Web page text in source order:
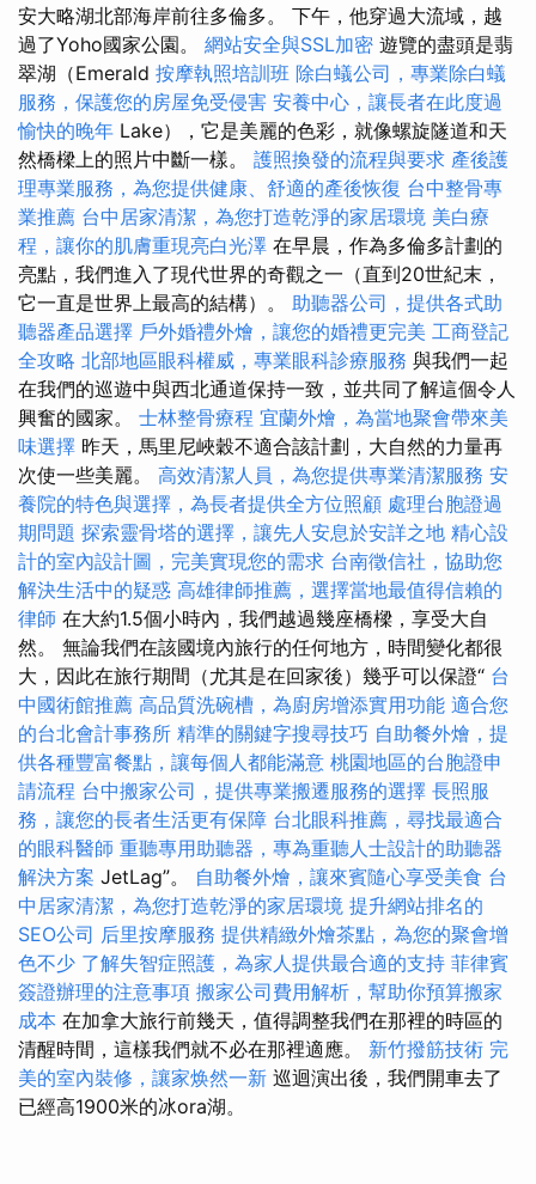
安大略湖北部海岸前往多倫多。 下午，他穿過大流域，越
過了Yoho國家公園。 網站安全與SSL加密 遊覽的盡頭是翡
翠湖（Emerald 按摩執照培訓班 除白蟻公司，專業除白蟻
服務，保護您的房屋免受侵害 安養中心，讓長者在此度過
愉快的晚年 Lake），它是美麗的色彩，就像螺旋隧道和天
然橋樑上的照片中斷一樣。 護照換發的流程與要求 產後護
理專業服務，為您提供健康、舒適的產後恢復 台中整骨專
業推薦 台中居家清潔，為您打造乾淨的家居環境 美白療
程，讓你的肌膚重現亮白光澤 在早晨，作為多倫多計劃的
亮點，我們進入了現代世界的奇觀之一（直到20世紀末，
它一直是世界上最高的結構）。 助聽器公司，提供各式助
聽器產品選擇 戶外婚禮外燴，讓您的婚禮更完美 工商登記
全攻略 北部地區眼科權威，專業眼科診療服務 與我們一起
在我們的巡遊中與西北通道保持一致，並共同了解這個令人
興奮的國家。 士林整骨療程 宜蘭外燴，為當地聚會帶來美
味選擇 昨天，馬里尼峽穀不適合該計劃，大自然的力量再
次使一些美麗。 高效清潔人員，為您提供專業清潔服務 安
養院的特色與選擇，為長者提供全方位照顧 處理台胞證過
期問題 探索靈骨塔的選擇，讓先人安息於安詳之地 精心設
計的室內設計圖，完美實現您的需求 台南徵信社，協助您
解決生活中的疑惑 高雄律師推薦，選擇當地最值得信賴的
律師 在大約1.5個小時內，我們越過幾座橋樑，享受大自
然。 無論我們在該國境內旅行的任何地方，時間變化都很
大，因此在旅行期間（尤其是在回家後）幾乎可以保證“ 台
中國術館推薦 高品質洗碗槽，為廚房增添實用功能 適合您
的台北會計事務所 精準的關鍵字搜尋技巧 自助餐外燴，提
供各種豐富餐點，讓每個人都能滿意 桃園地區的台胞證申
請流程 台中搬家公司，提供專業搬遷服務的選擇 長照服
務，讓您的長者生活更有保障 台北眼科推薦，尋找最適合
的眼科醫師 重聽專用助聽器，專為重聽人士設計的助聽器
解決方案 JetLag”。 自助餐外燴，讓來賓隨心享受美食 台
中居家清潔，為您打造乾淨的家居環境 提升網站排名的
SEO公司 后里按摩服務 提供精緻外燴茶點，為您的聚會增
色不少 了解失智症照護，為家人提供最合適的支持 菲律賓
簽證辦理的注意事項 搬家公司費用解析，幫助你預算搬家
成本 在加拿大旅行前幾天，值得調整我們在那裡的時區的
清醒時間，這樣我們就不必在那裡適應。 新竹撥筋技術 完
美的室內裝修，讓家焕然一新 巡迴演出後，我們開車去了
已經高1900米的冰ora湖。